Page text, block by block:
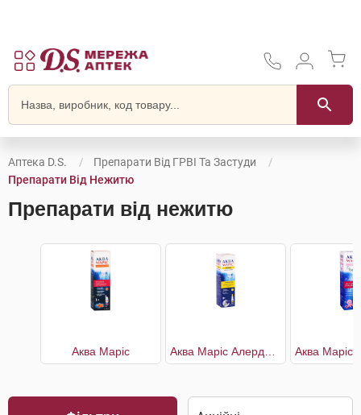
Аптека D.S.
Препарати Від ГРВІ Та Застуди
Препарати Від Нежитю
Препарати від нежитю
Аква Маріс